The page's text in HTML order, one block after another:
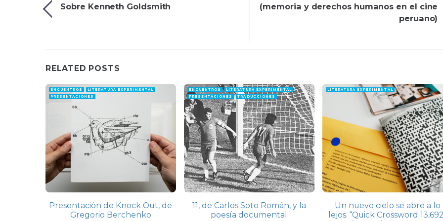
Sobre Kenneth Goldsmith
(memoria y derechos humanos en el cine
peruano)
RELATED POSTS
ENCUENTROS
LITERATURA EXPERIMENTAL
PRESENTACIONES
Presentación de Knock Out, de
Gregorio Berchenko
ENCUENTROS
LITERATURA EXPERIMENTAL
PRESENTACIONES
TRADUCCIONES
11, de Carlos Soto Román, y la
poesía documental
LITERATURA EXPERIMENTAL
Un nuevo cielo se abre a lo
lejos. “Quick Crossword